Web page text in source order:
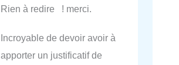
Rien à redire ! merci.
Incroyable de devoir avoir à
apporter un justificatif de